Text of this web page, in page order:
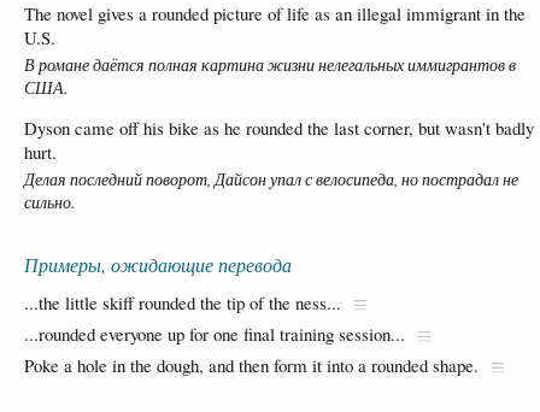
The novel gives a rounded picture of life as an illegal immigrant in the
U.S.
В романе даётся полная картина жизни нелегальных иммигрантов в
США.
Dyson came off his bike as he rounded the last corner, but wasn't badly
hurt.
Делая последний поворот, Дайсон упал с велосипеда, но пострадал не
сильно.
Примеры, ожидающие перевода
...the little skiff rounded the tip of the ness...
...rounded everyone up for one final training session...
Poke a hole in the dough, and then form it into a rounded shape.